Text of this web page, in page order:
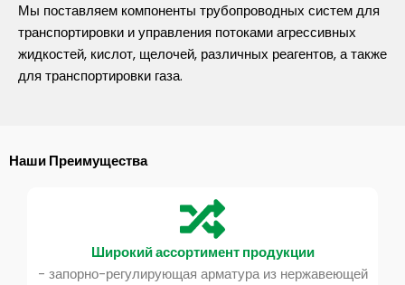
Мы поставляем компоненты трубопроводных систем для
транспортировки и управления потоками агрессивных
жидкостей, кислот, щелочей, различных реагентов, а также
для транспортировки газа.
Наши Преимущества
Широкий ассортимент продукции
- запорно-регулирующая арматура из нержавеющей